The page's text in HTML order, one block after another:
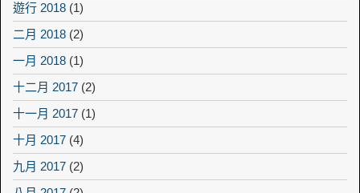
遊行 2018 (1)
二月 2018 (2)
一月 2018 (1)
十二月 2017 (2)
十一月 2017 (1)
十月 2017 (4)
九月 2017 (2)